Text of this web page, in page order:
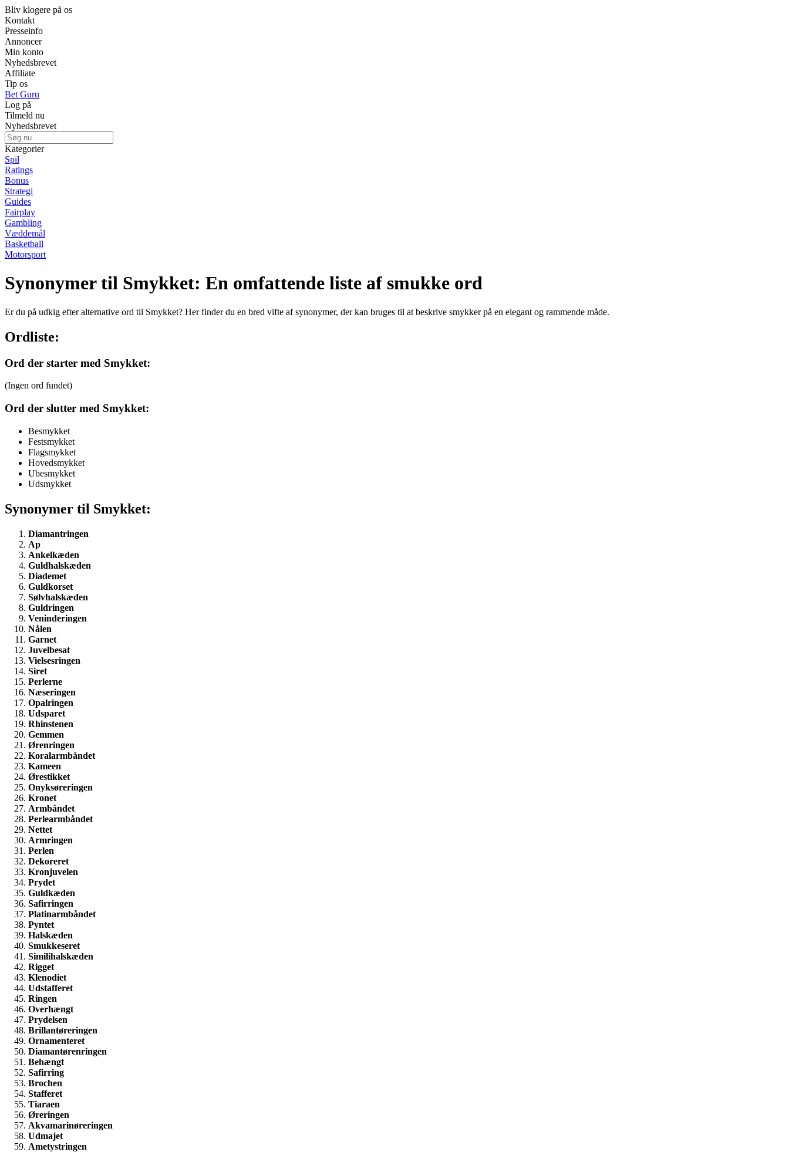
Bliv klogere på os
Kontakt
Presseinfo
Annoncer
Min konto
Nyhedsbrevet
Affiliate
Tip os
Bet Guru
Log på
Tilmeld nu
Nyhedsbrevet
Kategorier
Spil
Ratings
Bonus
Strategi
Guides
Fairplay
Gambling
Væddemål
Basketball
Motorsport
Synonymer til Smykket: En omfattende liste af smukke ord
Er du på udkig efter alternative ord til Smykket? Her finder du en bred vifte af synonymer, der kan bruges til at beskrive smykker på en elegant og rammende måde.
Ordliste:
Ord der starter med Smykket:
(Ingen ord fundet)
Ord der slutter med Smykket:
Besmykket
Festsmykket
Flagsmykket
Hovedsmykket
Ubesmykket
Udsmykket
Synonymer til Smykket:
Diamantringen
Ap
Ankelkæden
Guldhalskæden
Diademet
Guldkorset
Sølvhalskæden
Guldringen
Veninderingen
Nålen
Garnet
Juvelbesat
Vielsesringen
Siret
Perlerne
Næseringen
Opalringen
Udsparet
Rhinstenen
Gemmen
Ørenringen
Koralarmbåndet
Kameen
Ørestikket
Onyksøreringen
Kronet
Armbåndet
Perlearmbåndet
Nettet
Armringen
Perlen
Dekoreret
Kronjuvelen
Prydet
Guldkæden
Safirringen
Platinarmbåndet
Pyntet
Halskæden
Smukkeseret
Similihalskæden
Rigget
Klenodiet
Udstafferet
Ringen
Overhængt
Prydelsen
Brillantøreringen
Ornamenteret
Diamantørenringen
Behængt
Safirring
Brochen
Stafferet
Tiaraen
Øreringen
Akvamarinøreringen
Udmajet
Ametystringen